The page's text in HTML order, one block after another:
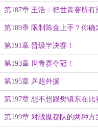
名额
第187章 王浩：把世青赛所有
全都给我拿回来！
第189章 限制陈金上手？你确
是在逗我吗？
第191章 晋级半决赛！
第193章 世青赛夺冠！
第195章 乒超外援
第197章 想不想跟樊镇东在比
碰一下？
第199章 对战魔都队的两种方